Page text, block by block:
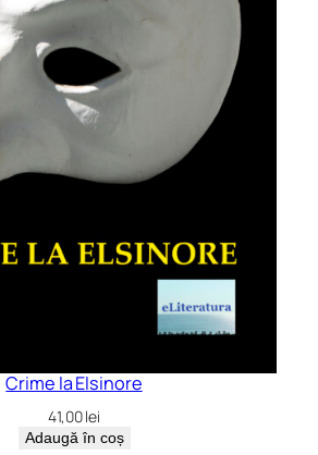
Crime la Elsinore
41,00lei
Adaugă în coș